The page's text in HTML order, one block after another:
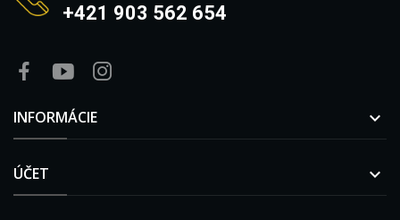
+421 903 562 654
INFORMÁCIE 
ÚČET 